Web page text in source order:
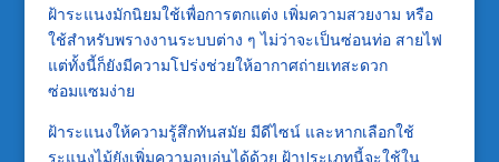
ฝ้าระแนงมักนิยมใช้เพื่อการตกแต่ง เพิ่มความสวยงาม หรือ
ใช้สำหรับพรางงานระบบต่าง ๆ ไม่ว่าจะเป็นซ่อนท่อ สายไฟ
แต่ทั้งนี้ก็ยังมีความโปร่งช่วยให้อากาศถ่ายเทสะดวก
ซ่อมแซมง่าย
ฝ้าระแนงให้ความรู้สึกทันสมัย มีดีไซน์ และหากเลือกใช้
ระแนงไม้ยังเพิ่มความอบอุ่นได้ด้วย ฝ้าประเภทนี้จะใช้ใน